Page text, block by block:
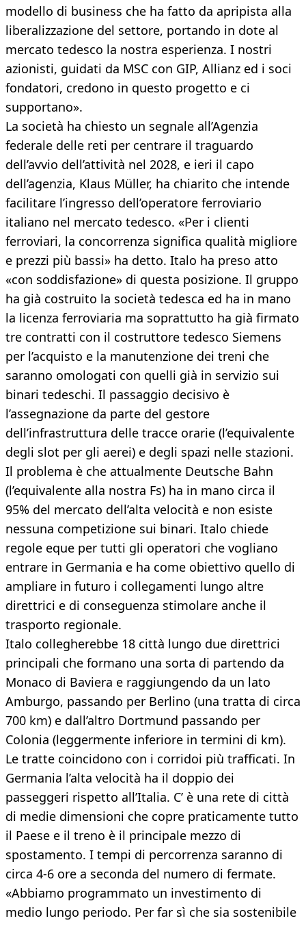
modello di business che ha fatto da apripista alla
liberalizzazione del settore, portando in dote al
mercato tedesco la nostra esperienza. I nostri
azionisti, guidati da MSC con GIP, Allianz ed i soci
fondatori, credono in questo progetto e ci
supportano».
La società ha chiesto un segnale all’Agenzia
federale delle reti per centrare il traguardo
dell’avvio dell’attività nel 2028, e ieri il capo
dell’agenzia, Klaus Müller, ha chiarito che intende
facilitare l’ingresso dell’operatore ferroviario
italiano nel mercato tedesco. «Per i clienti
ferroviari, la concorrenza significa qualità migliore
e prezzi più bassi» ha detto. Italo ha preso atto
«con soddisfazione» di questa posizione. Il gruppo
ha già costruito la società tedesca ed ha in mano
la licenza ferroviaria ma soprattutto ha già firmato
tre contratti con il costruttore tedesco Siemens
per l’acquisto e la manutenzione dei treni che
saranno omologati con quelli già in servizio sui
binari tedeschi. Il passaggio decisivo è
l’assegnazione da parte del gestore
dell’infrastruttura delle tracce orarie (l’equivalente
degli slot per gli aerei) e degli spazi nelle stazioni.
Il problema è che attualmente Deutsche Bahn
(l’equivalente alla nostra Fs) ha in mano circa il
95% del mercato dell’alta velocità e non esiste
nessuna competizione sui binari. Italo chiede
regole eque per tutti gli operatori che vogliano
entrare in Germania e ha come obiettivo quello di
ampliare in futuro i collegamenti lungo altre
direttrici e di conseguenza stimolare anche il
trasporto regionale.
Italo collegherebbe 18 città lungo due direttrici
principali che formano una sorta di partendo da
Monaco di Baviera e raggiungendo da un lato
Amburgo, passando per Berlino (una tratta di circa
700 km) e dall’altro Dortmund passando per
Colonia (leggermente inferiore in termini di km).
Le tratte coincidono con i corridoi più trafficati. In
Germania l’alta velocità ha il doppio dei
passeggeri rispetto all’Italia. C’ è una rete di città
di medie dimensioni che copre praticamente tutto
il Paese e il treno è il principale mezzo di
spostamento. I tempi di percorrenza saranno di
circa 4-6 ore a seconda del numero di fermate.
«Abbiamo programmato un investimento di
medio lungo periodo. Per far sì che sia sostenibile